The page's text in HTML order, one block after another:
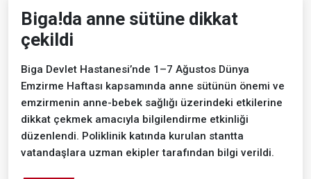
Biga!da anne sütüne dikkat
çekildi
Biga Devlet Hastanesi’nde 1–7 Ağustos Dünya
Emzirme Haftası kapsamında anne sütünün önemi ve
emzirmenin anne-bebek sağlığı üzerindeki etkilerine
dikkat çekmek amacıyla bilgilendirme etkinliği
düzenlendi. Poliklinik katında kurulan stantta
vatandaşlara uzman ekipler tarafından bilgi verildi.